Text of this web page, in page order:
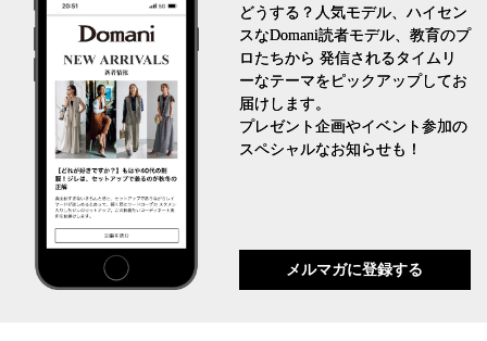
どうする？人気モデル、ハイセン
スなDomani読者モデル、教育のプ
ロたちから 発信されるタイムリ
ーなテーマをピックアップしてお
届けします。
プレゼント企画やイベント参加の
スペシャルなお知らせも！
メルマガに登録する